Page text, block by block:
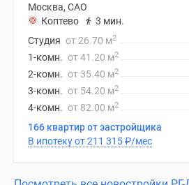
Москва, САО
Коптево
3 мин.
Студия от 26.70 м2
1-комн. от 41.20 м2
2-комн. от 35.40 м2
3-комн. от 54.20 м2
4-комн. от 82.00 м2
166 квартир от застройщика
В ипотеку от 211 315₽/мес